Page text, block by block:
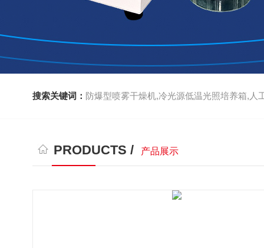
搜索关键词： 防爆型喷雾干燥机,冷光源低温光照培养箱,人
PRODUCTS / 产品展示